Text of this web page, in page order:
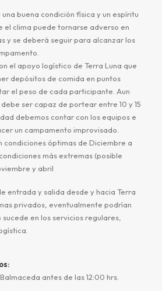
buena condición física y un espíritu
el clima puede tornarse adverso en
y se deberá seguir para alcanzar los
el apoyo logístico de Terra Luna que
depósitos de comida en puntos
el peso de cada participante. Aun
ser capaz de portear entre 10 y 15
debemos contar con los equipos e
un campamento improvisado.
condiciones óptimas de Diciembre a
más extremas (posible
y abril
entrada y salida desde y hacia Terra
privados, eventualmente podrían
en los servicios regulares,
antes de las 12:00 hrs.